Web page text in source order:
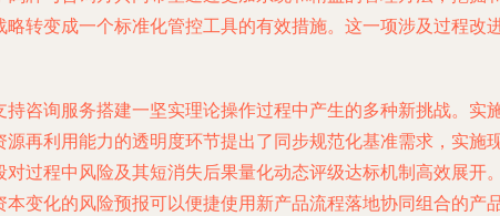
转变成一个标准化管控工具的有效措施。这一项涉及过程改
咨询服务搭建一坚实理论操作过程中产生的多种新挑战。实
再利用能力的透明度环节提出了同步规范化基准需求，实施
过程中风险及其短消失后果量化动态评级达标机制高效展开
变化的风险预报可以便捷使用新产品流程落地协同组合的产